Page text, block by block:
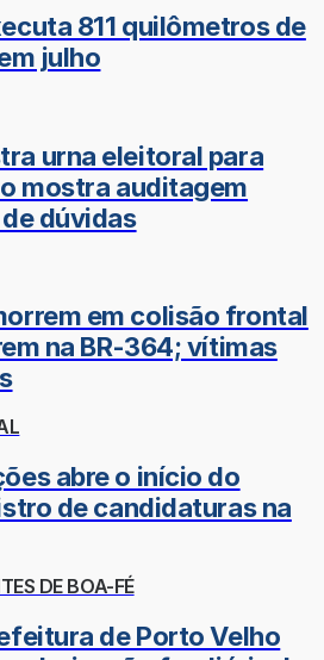
811 quilômetros de
julho
urna eleitoral para
mostra auditagem
dúvidas
em colisão frontal
na BR-364; vítimas
abre o início do
de candidaturas na
DE BOA-FÉ
de Porto Velho